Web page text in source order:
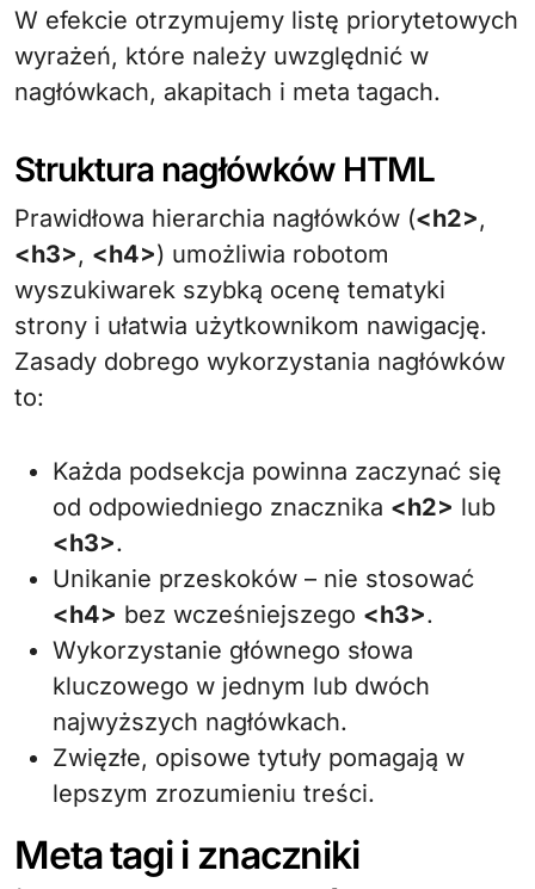
W efekcie otrzymujemy listę priorytetowych
wyrażeń, które należy uwzględnić w
nagłówkach, akapitach i meta tagach.
Struktura nagłówków HTML
Prawidłowa hierarchia nagłówków (<h2>,
<h3>, <h4>) umożliwia robotom
wyszukiwarek szybką ocenę tematyki
strony i ułatwia użytkownikom nawigację.
Zasady dobrego wykorzystania nagłówków
to:
Każda podsekcja powinna zaczynać się
od odpowiedniego znacznika <h2> lub
<h3>.
Unikanie przeskoków – nie stosować
<h4> bez wcześniejszego <h3>.
Wykorzystanie głównego słowa
kluczowego w jednym lub dwóch
najwyższych nagłówkach.
Zwięzłe, opisowe tytuły pomagają w
lepszym zrozumieniu treści.
Meta tagi i znaczniki